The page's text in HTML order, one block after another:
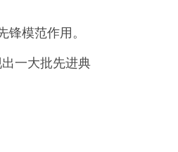
模范作用。
一大批先进典